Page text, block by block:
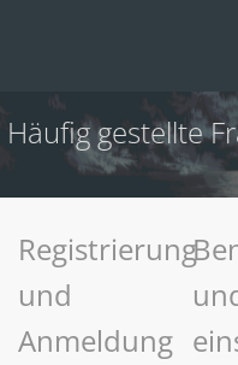
Häufig gestellte
Registrierung
und
Anmeldung